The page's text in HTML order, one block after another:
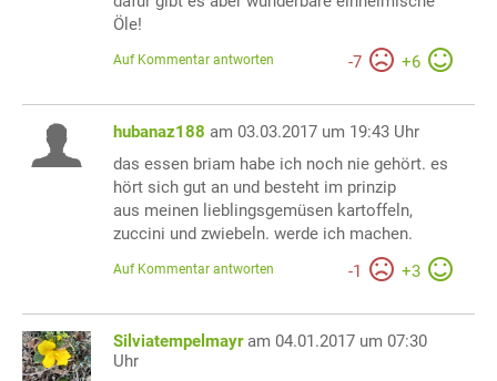
Öle!
-7 +6
Auf Kommentar antworten
hubanaz188 am 03.03.2017 um 19:43 Uhr
das essen briam habe ich noch nie gehört. es
hört sich gut an und besteht im prinzip
aus meinen lieblingsgemüsen kartoffeln,
zuccini und zwiebeln. werde ich machen.
-1 +3
Auf Kommentar antworten
Silviatempelmayr am 04.01.2017 um 07:30
Uhr